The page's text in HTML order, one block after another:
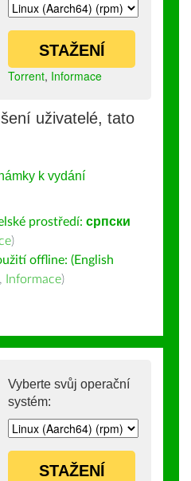
STAŽENÍ
Torrent, Informace
uživatelé, tato
k vydání
prostředí: српски
)
offline: (English
, Informace)
Vyberte svůj operační
systém:
STAŽENÍ